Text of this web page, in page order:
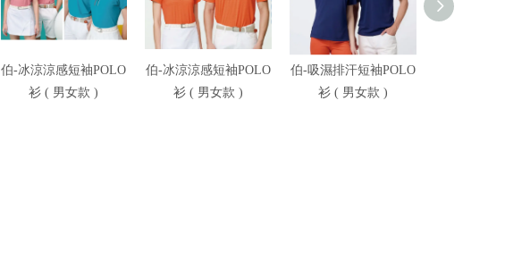
伯-冰涼涼感短袖POLO
衫 ( 男女款 )
伯-冰涼涼感短袖POLO
衫 ( 男女款 )
伯-吸濕排汗短袖POLO
衫 ( 男女款 )